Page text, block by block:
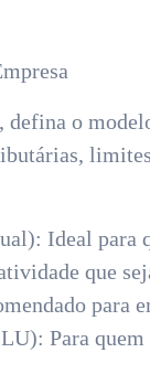
o
Ideal para
que
para
Para